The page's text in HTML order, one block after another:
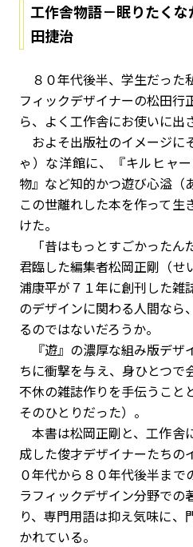
工作舎物語－眠りたく
田捷治
８０年代後半、学生だった
フィックデザイナーの松田行
ら、よく工作舎にお使いに出
およそ出版社のイメージに
ゃ）な洋館に、『キルヒャ
物』など知的かつ遊び心溢（
この世離れした本を作って生
けた。
「昔はもっとすごかったん
君臨した編集者松岡正剛（せ
浦康平が７１年に創刊した雑
のデザインに関わる人間なら
るのではないだろうか。
『遊』の濃厚な組み版デザ
ちに衝撃を与え、身ひとつで
不休の雑誌作りを手伝うこと
そのひとりだった）。
本書は松岡正剛と、工作舎
成した俊才デザイナーたちの
０年代から８０年代後半ま
ラフィックデザイン分野での
り、専門用語は抑え気味に、
かれている。